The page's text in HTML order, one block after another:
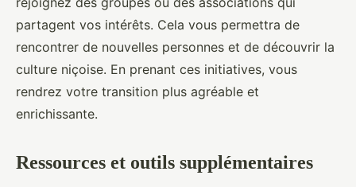
partagent vos intérêts. Cela vous permettra de
rencontrer de nouvelles personnes et de découvrir la
culture niçoise. En prenant ces initiatives, vous
rendrez votre transition plus agréable et
enrichissante.
Ressources et outils supplémentaires